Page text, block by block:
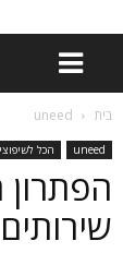
בית uneed
uneed הכל